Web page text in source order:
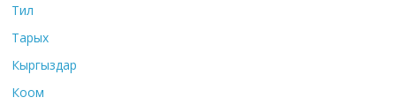
Тил
Тарых
Кыргыздар
Коом